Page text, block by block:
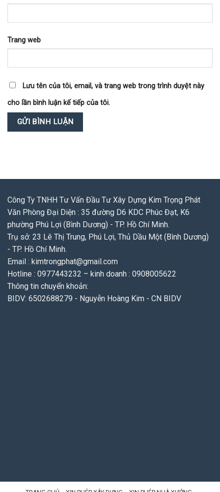
Trang web
Lưu tên của tôi, email, và trang web trong trình duyệt này
cho lần bình luận kế tiếp của tôi.
Công Ty TNHH Tư Vấn Đầu Tư Xây Dựng Kim Trọng Phát
Văn Phòng Đại Diện : 35 đường D6 KDC Phúc Đạt, K6
phường Phú Lợi (Bình Dương) - TP. Hồ Chí Minh.
Trụ sở: 23 Lê Thị Trung, Phú Lợi, Thủ Dầu Một (Bình Dương)
- TP. Hồ Chí Minh.
Email : kimtrongphat@gmail.com
Hotline : 0977443232 – kinh doanh : 0908005622
Thông tin chuyển khoản:
BIDV: 6502688279 - Nguyễn Hoàng Kim - CN BIDV